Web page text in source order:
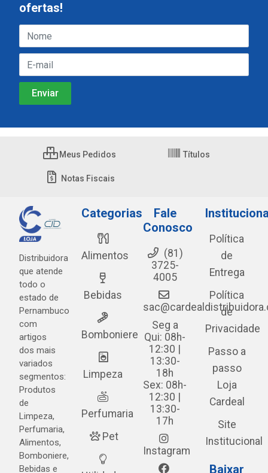
ofertas!
Meus Pedidos Títulos
Notas Fiscais
Distribuidora
que atende
todo o
estado de
Pernambuco
com
artigos
dos mais
variados
segmentos:
Produtos
de
Limpeza,
Perfumaria,
Alimentos,
Bomboniere,
Bebidas e
Categorias
Alimentos
Bebidas
Bomboniere
Limpeza
Perfumaria
Pet
Fale
Conosco
(81)
3725-
4005
Seg a
Qui: 08h-
12:30 |
13:30-
18h
Sex: 08h-
12:30 |
13:30-
17h
Instagram
Política
de
Entrega
Política
de
Privacidade
Passo a
passo
Loja
Cardeal
Site
Institucional
Baixar